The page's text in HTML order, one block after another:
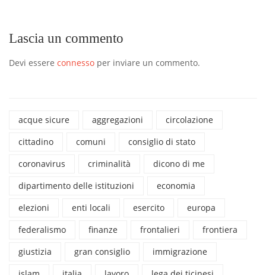
Lascia un commento
Devi essere connesso per inviare un commento.
acque sicure aggregazioni
circolazione
cittadino
comuni
consiglio di stato
coronavirus
criminalità
dicono di me
dipartimento delle istituzioni
economia
elezioni
enti locali esercito
europa
federalismo
finanze frontalieri
frontiera
giustizia
gran consiglio
immigrazione